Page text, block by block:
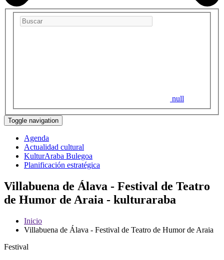
null
Toggle navigation
Agenda
Actualidad cultural
KulturAraba Bulegoa
Planificación estratégica
Villabuena de Álava - Festival de Teatro
de Humor de Araia - kulturaraba
Inicio
Villabuena de Álava - Festival de Teatro de Humor de Araia
Festival